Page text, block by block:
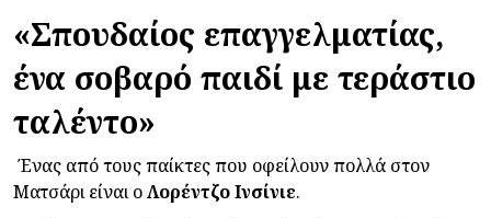
«Σπουδαίος επαγγελματίας,
ένα σοβαρό παιδί με τεράστιο
ταλέντο»
Ένας από τους παίκτες που οφείλουν πολλά στον
Ματσάρι είναι οΛορέντζοΙνσίνιε.